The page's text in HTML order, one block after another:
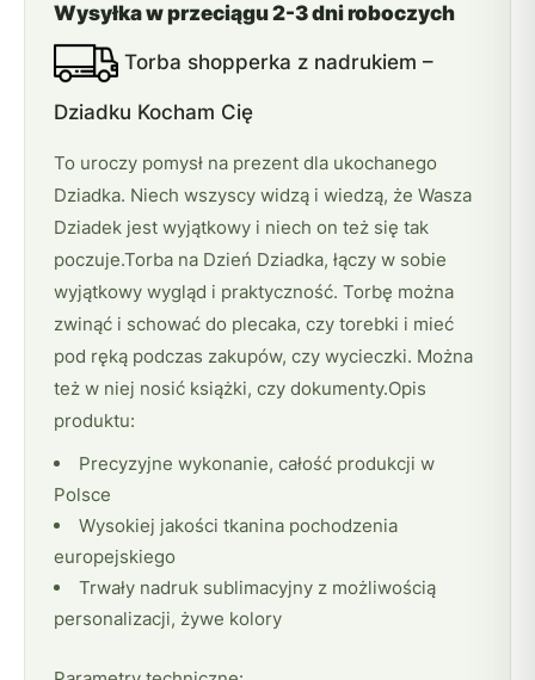
Wysyłka w przeciągu 2-3 dni roboczych
Torba shopperka z nadrukiem –
Dziadku Kocham Cię
To uroczy pomysł na prezent dla ukochanego
Dziadka. Niech wszyscy widzą i wiedzą, że Wasza
Dziadek jest wyjątkowy i niech on też się tak
poczuje.Torba na Dzień Dziadka, łączy w sobie
wyjątkowy wygląd i praktyczność. Torbę można
zwinąć i schować do plecaka, czy torebki i mieć
pod ręką podczas zakupów, czy wycieczki. Można
też w niej nosić książki, czy dokumenty.Opis
produktu:
Precyzyjne wykonanie, całość produkcji w
Polsce
Wysokiej jakości tkanina pochodzenia
europejskiego
Trwały nadruk sublimacyjny z możliwością
personalizacji, żywe kolory